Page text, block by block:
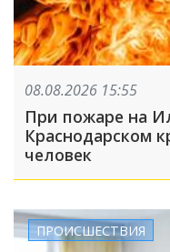
08.08.2026 15:55
При пожаре на
Краснодарском
человек
ПРОИСШЕСТВИЯ